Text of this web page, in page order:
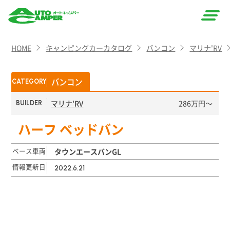
CAMPER
（オート
キャン
パー）
HOME キャンピングカーカタログ バンコン マリナ'RV
CATEGORY バンコン
BUILDER マリナ'RV 286万円〜
ハーフ ベッドバン
ベース車両 タウンエースバンGL
情報更新日 2022.6.21